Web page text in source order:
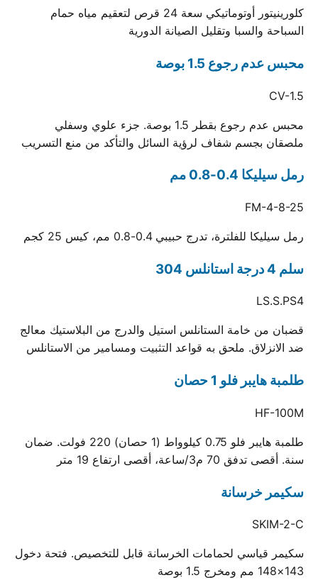
كلورينيتور أوتوماتيكي سعة 24 قرص لتعقيم مياه حمام
السباحة والسبا وتقليل الصيانة الدورية
محبس عدم رجوع 1.5 بوصة
CV-1.5
محبس عدم رجوع بقطر 1.5 بوصة. جزء علوي وسفلي
ملصقان بجسم شفاف لرؤية السائل والتأكد من منع التسريب
رمل سيليكا 0.4-0.8 مم
FM-4-8-25
رمل سيليكا للفلترة، تدرج حبيبي 0.4-0.8 مم، كيس 25 كجم
سلم 4 درجة استانلس 304
LS.S.PS4
قضبان من خامة الستانلس استيل والدرج من البلاستيك معالج
ضد الانزلاق. ملحق به قواعد التثبيت ومسامير من الاستانلس
طلمبة هايبر فلو 1 حصان
HF-100M
طلمبة هايبر فلو 0.75 كيلوواط (1 حصان) 220 فولت. ضمان
سنة. أقصى تدفق 70 م3/ساعة، أقصى ارتفاع 19 متر
سكيمر خرسانة
SKIM-2-C
سكيمر قياسي لحمامات الخرسانة قابل للتخصيص. فتحة دخول
143×148 مم ومخرج 1.5 بوصة